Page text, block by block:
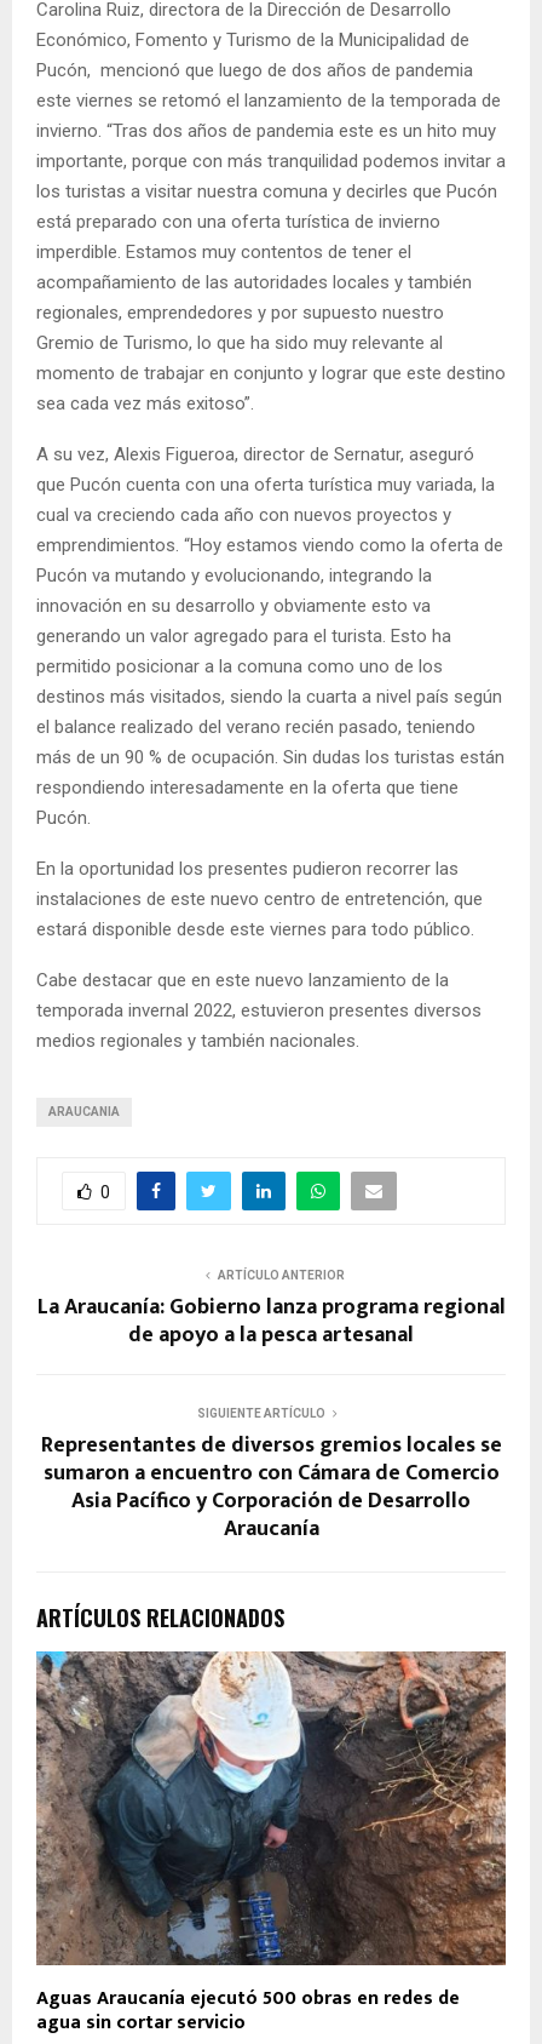
Carolina Ruiz, directora de la Dirección de Desarrollo
Económico, Fomento y Turismo de la Municipalidad de
Pucón, mencionó que luego de dos años de pandemia
este viernes se retomó el lanzamiento de la temporada de
invierno. “Tras dos años de pandemia este es un hito muy
importante, porque con más tranquilidad podemos invitar a
los turistas a visitar nuestra comuna y decirles que Pucón
está preparado con una oferta turística de invierno
imperdible. Estamos muy contentos de tener el
acompañamiento de las autoridades locales y también
regionales, emprendedores y por supuesto nuestro
Gremio de Turismo, lo que ha sido muy relevante al
momento de trabajar en conjunto y lograr que este destino
sea cada vez más exitoso”.
A su vez, Alexis Figueroa, director de Sernatur, aseguró
que Pucón cuenta con una oferta turística muy variada, la
cual va creciendo cada año con nuevos proyectos y
emprendimientos. “Hoy estamos viendo como la oferta de
Pucón va mutando y evolucionando, integrando la
innovación en su desarrollo y obviamente esto va
generando un valor agregado para el turista. Esto ha
permitido posicionar a la comuna como uno de los
destinos más visitados, siendo la cuarta a nivel país según
el balance realizado del verano recién pasado, teniendo
más de un 90 % de ocupación. Sin dudas los turistas están
respondiendo interesadamente en la oferta que tiene
Pucón.
En la oportunidad los presentes pudieron recorrer las
instalaciones de este nuevo centro de entretención, que
estará disponible desde este viernes para todo público.
Cabe destacar que en este nuevo lanzamiento de la
temporada invernal 2022, estuvieron presentes diversos
medios regionales y también nacionales.
ARAUCANIA
0
ARTÍCULO ANTERIOR
La Araucanía: Gobierno lanza programa regional
de apoyo a la pesca artesanal
SIGUIENTE ARTÍCULO
Representantes de diversos gremios locales se
sumaron a encuentro con Cámara de Comercio
Asia Pacífico y Corporación de Desarrollo
Araucanía
ARTÍCULOS RELACIONADOS
Aguas Araucanía ejecutó 500 obras en redes de
agua sin cortar servicio